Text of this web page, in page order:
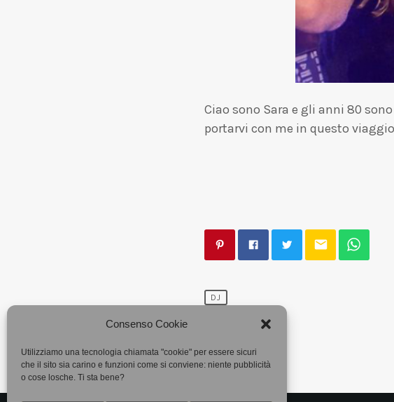
Consenso Cookie
Utilizziamo una tecnologia chiamata "cookie" per essere sicuri
che il sito sia carino e funzioni come si conviene: niente pubblicità
o cose losche. Ti sta bene?
Ciao sono Sara e gli anni 80
portarvi con me in questo
email
DJ